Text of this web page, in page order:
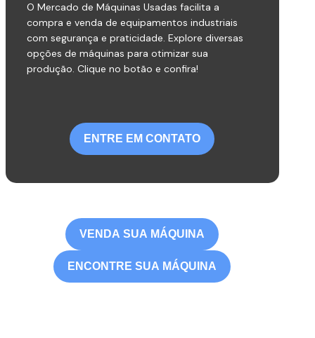
O Mercado de Máquinas Usadas facilita a
compra e venda de equipamentos industriais
com segurança e praticidade. Explore diversas
opções de máquinas para otimizar sua
produção. Clique no botão e confira!
ENTRE EM CONTATO
VENDA SUA MÁQUINA
ENCONTRE SUA MÁQUINA